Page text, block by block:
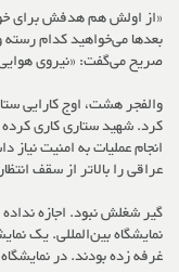
«از اولش هم هدفش برای
بعدها می‌خواهید کدام رسته
صریح می‌گفت: «نیروی
والفجر هشت، اوج کارایی
کرد. شهید ستاری کاری
انجام عملیات به امنیت
عراقی را بالاتر از سقف
گیر شغلش نبود. اجازه
نمایشگاه بین‌المللی. یک
غرفه زده بودند. در